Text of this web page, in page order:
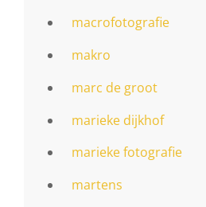
macrofotografie
makro
marc de groot
marieke dijkhof
marieke fotografie
martens